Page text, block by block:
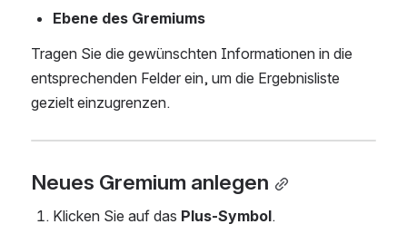
Ebene des Gremiums
Tragen Sie die gewünschten Informationen in die
entsprechenden Felder ein, um die Ergebnisliste
gezielt einzugrenzen.
Neues Gremium anlegen
Klicken Sie auf das Plus-Symbol.